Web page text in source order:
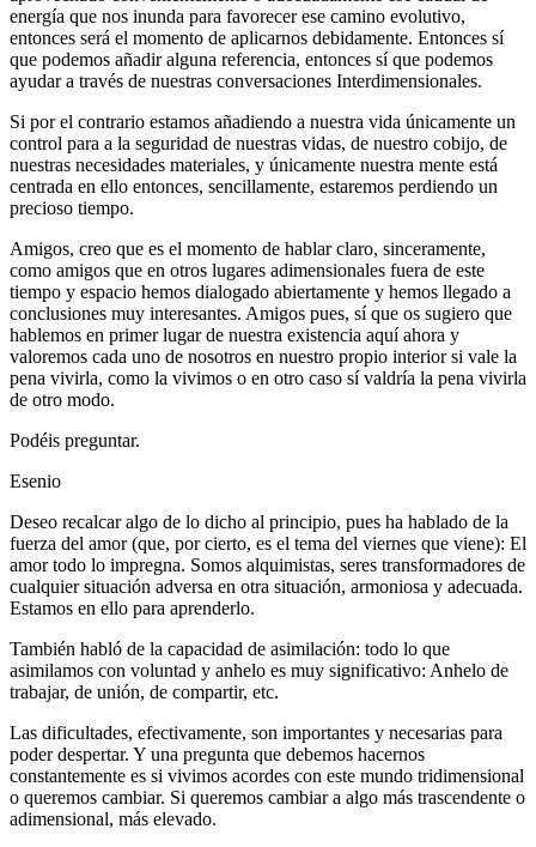
energía que nos inunda para favorecer ese camino evolutivo,
entonces será el momento de aplicarnos debidamente. Entonces sí
que podemos añadir alguna referencia, entonces sí que podemos
ayudar a través de nuestras conversaciones Interdimensionales.
Si por el contrario estamos añadiendo a nuestra vida únicamente un
control para a la seguridad de nuestras vidas, de nuestro cobijo, de
nuestras necesidades materiales, y únicamente nuestra mente está
centrada en ello entonces, sencillamente, estaremos perdiendo un
precioso tiempo.
Amigos, creo que es el momento de hablar claro, sinceramente,
como amigos que en otros lugares adimensionales fuera de este
tiempo y espacio hemos dialogado abiertamente y hemos llegado a
conclusiones muy interesantes. Amigos pues, sí que os sugiero que
hablemos en primer lugar de nuestra existencia aquí ahora y
valoremos cada uno de nosotros en nuestro propio interior si vale la
pena vivirla, como la vivimos o en otro caso sí valdría la pena vivirla
de otro modo.
Podéis preguntar.
Esenio
Deseo recalcar algo de lo dicho al principio, pues ha hablado de la
fuerza del amor (que, por cierto, es el tema del viernes que viene): El
amor todo lo impregna. Somos alquimistas, seres transformadores de
cualquier situación adversa en otra situación, armoniosa y adecuada.
Estamos en ello para aprenderlo.
También habló de la capacidad de asimilación: todo lo que
asimilamos con voluntad y anhelo es muy significativo: Anhelo de
trabajar, de unión, de compartir, etc.
Las dificultades, efectivamente, son importantes y necesarias para
poder despertar. Y una pregunta que debemos hacernos
constantemente es si vivimos acordes con este mundo tridimensional
o queremos cambiar. Si queremos cambiar a algo más trascendente o
adimensional, más elevado.